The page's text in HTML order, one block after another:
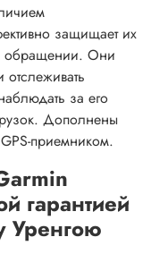
защищает их
обращении. Они
за его
Дополнены
приемником.
гарантией
Уренгою